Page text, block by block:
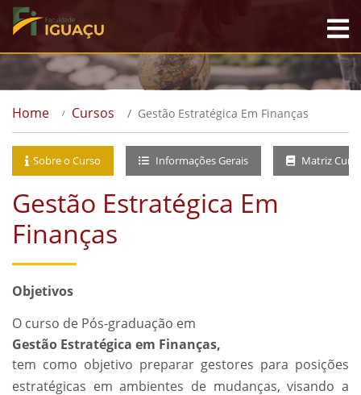
Home Cursos Gestão Estratégica Em Finanças
Sobre o Curso Informações Gerais Matriz
Gestão Estratégica Em
Finanças
Objetivos
O curso de Pós-graduação em
Gestão Estratégica em Finanças,
tem como objetivo preparar gestores para posições
estratégicas em ambientes de mudanças, visando a